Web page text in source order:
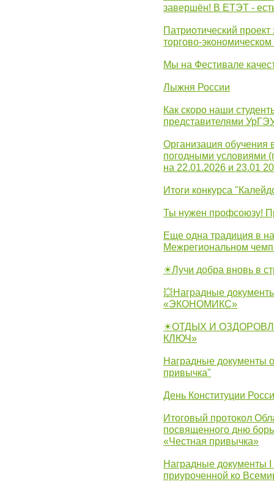
завершён! В ЕТЭТ -
Патриотический
торгово-
Мы на Фестивале
Лыжня России
Как скоро наши
представителями
Организация обучения
погодными условиями
на 22.01.2026 и 23.01
Итоги конкурса
Ты нужен профсоюзу!
Еще одна традиция в
Межрегиональном
☀Лучи добра вновь в
💥Наградные
«ЭКОНОМИКС»
☀ОТДЫХ И
КЛЮЧ»
Наградные документы
привычка"
День Конституции
Итоговый протокол
посвященного дню
«Честная привычка»
Наградные документы
приуроченной ко